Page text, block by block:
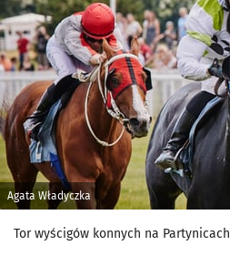
Agata Władyczka
Tor wyścigów konnych na Partynicach